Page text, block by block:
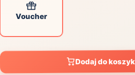
Voucher
Dodaj do